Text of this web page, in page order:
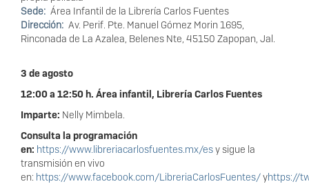
Sede Área Infantil de la Librería Carlos Fuentes
Dirección Av. Perif. Pte. Manuel Gómez Morin 1695,
Rinconada de La Azalea, Belenes Nte, 45150 Zapopan, Jal.
3 de agosto
12:00 a 12:50 h. Área infantil, Librería Carlos Fuentes
Imparte: Nelly Mimbela.
Consulta la programación
en: https://www.libreriacarlosfuentes.mx/esy sigue la
transmisión en vivo
en: https://www.facebook.com/LibreriaCarlosFuentes/yhttps://